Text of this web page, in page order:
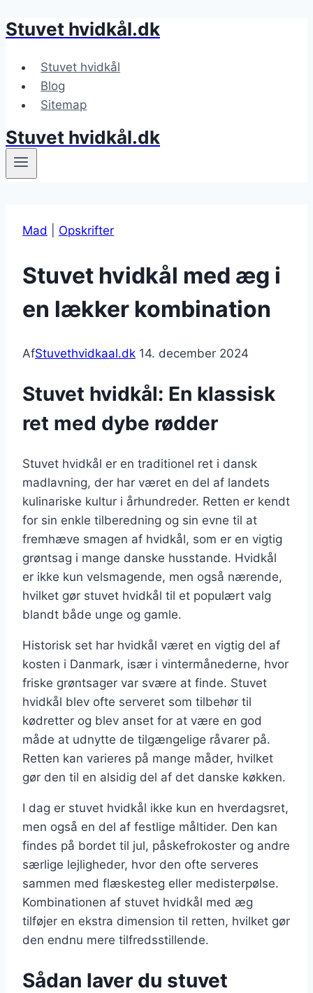
Fortsæt
indhold
Stuvet hvidkål.dk
Stuvet hvidkål
Blog
Sitemap
Stuvet hvidkål.dk
Mad Opskrifter
Stuvet hvidkål med æg i
en lækker kombination
AfStuvethvidkaal.dk 14. december 2024
Stuvet hvidkål: En klassisk
ret med dybe rødder
Stuvet hvidkål er en traditionel ret i dansk
madlavning, der har været en del af landets
kulinariske kultur i århundreder. Retten er kendt
for sin enkle tilberedning og sin evne til at
fremhæve smagen af hvidkål, som er en vigtig
grøntsag i mange danske husstande. Hvidkål
er ikke kun velsmagende, men også nærende,
hvilket gør stuvet hvidkål til et populært valg
blandt både unge og gamle.
Historisk set har hvidkål været en vigtig del af
kosten i Danmark, især i vintermånederne, hvor
friske grøntsager var svære at finde. Stuvet
hvidkål blev ofte serveret som tilbehør til
kødretter og blev anset for at være en god
måde at udnytte de tilgængelige råvarer på.
Retten kan varieres på mange måder, hvilket
gør den til en alsidig del af det danske køkken.
I dag er stuvet hvidkål ikke kun en hverdagsret,
men også en del af festlige måltider. Den kan
findes på bordet til jul, påskefrokoster og andre
særlige lejligheder, hvor den ofte serveres
sammen med flæskesteg eller medisterpølse.
Kombinationen af stuvet hvidkål med æg
tilføjer en ekstra dimension til retten, hvilket gør
den endnu mere tilfredsstillende.
Sådan laver du stuvet